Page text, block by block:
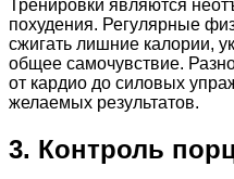
Тренировки являются
похудения. Регулярные
сжигать лишние калории,
общее самочувствие.
от кардио до силовых
желаемых результатов.
3. Контроль